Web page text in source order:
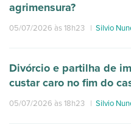
agrimensura?
05/07/2026 às 18h23 | Silvio
Divórcio e partilha de
custar caro no fim do
05/07/2026 às 18h23 | Silvio